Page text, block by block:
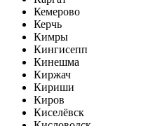
Кемерово
Керчь
Кимры
Кингисепп
Кинешма
Киржач
Кириши
Киров
Киселёвск